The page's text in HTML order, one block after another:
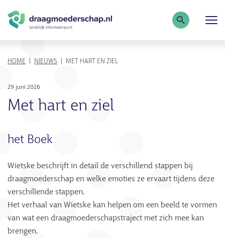
Zoekterm
KRUIMELPAD
HOME NIEUWS MET HART EN ZIEL
29 juni 2026
Met hart en ziel
het Boek
Wietske beschrijft in detail de verschillend stappen bij
draagmoederschap en welke emoties ze ervaart tijdens deze
verschillende stappen.
Het verhaal van Wietske kan helpen om een beeld te vormen
van wat een draagmoederschapstraject met zich mee kan
brengen.